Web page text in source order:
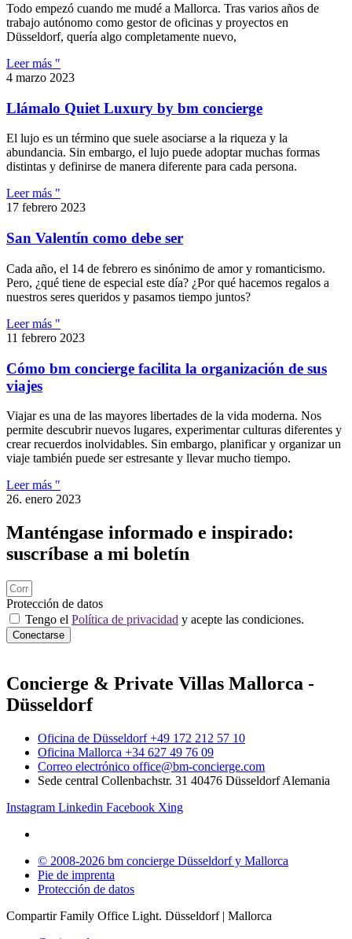
Todo empezó cuando me mudé a Mallorca. Tras varios años de
trabajo autónomo como gestor de oficinas y proyectos en
Düsseldorf, quería algo completamente nuevo,
Leer más "
4 marzo 2023
Llámalo Quiet Luxury by bm concierge
El lujo es un término que suele asociarse a la riqueza y la
abundancia. Sin embargo, el lujo puede adoptar muchas formas
distintas y definirse de manera diferente para cada persona.
Leer más "
17 febrero 2023
San Valentín como debe ser
Cada año, el 14 de febrero es sinónimo de amor y romanticismo.
Pero, ¿qué tiene de especial este día? ¿Por qué hacemos regalos a
nuestros seres queridos y pasamos tiempo juntos?
Leer más "
11 febrero 2023
Cómo bm concierge facilita la organización de sus
viajes
Viajar es una de las mayores libertades de la vida moderna. Nos
permite descubrir nuevos lugares, experimentar culturas diferentes y
crear recuerdos inolvidables. Sin embargo, planificar y organizar un
viaje también puede ser estresante y llevar mucho tiempo.
Leer más "
26. enero 2023
Manténgase informado e inspirado:
suscríbase a mi boletín
Protección de datos
Tengo el Política de privacidad y acepte las condiciones.
Conectarse
Concierge & Private Villas Mallorca -
Düsseldorf
Oficina de Düsseldorf +49 172 212 57 10
Oficina Mallorca +34 627 49 76 09
Correo electrónico office@bm-concierge.com
Sede central Collenbachstr. 31 40476 Düsseldorf Alemania
Instagram Linkedin Facebook Xing
© 2008-2026 bm concierge Düsseldorf y Mallorca
Pie de imprenta
Protección de datos
Compartir Family Office Light. Düsseldorf | Mallorca